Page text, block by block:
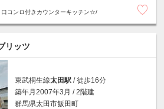
口コンロ付きカウンターキッチン☆/
リッツ
東武桐生線太田駅 / 徒歩16分
築年月2007年3月 / 2階建
群馬県太田市飯田町